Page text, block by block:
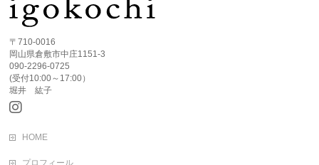
〒710-0016
岡山県倉敷市中庄1151-3
090-2296-0725
(受付10:00～17:00）
堀井 紘子
HOME
プロフィール